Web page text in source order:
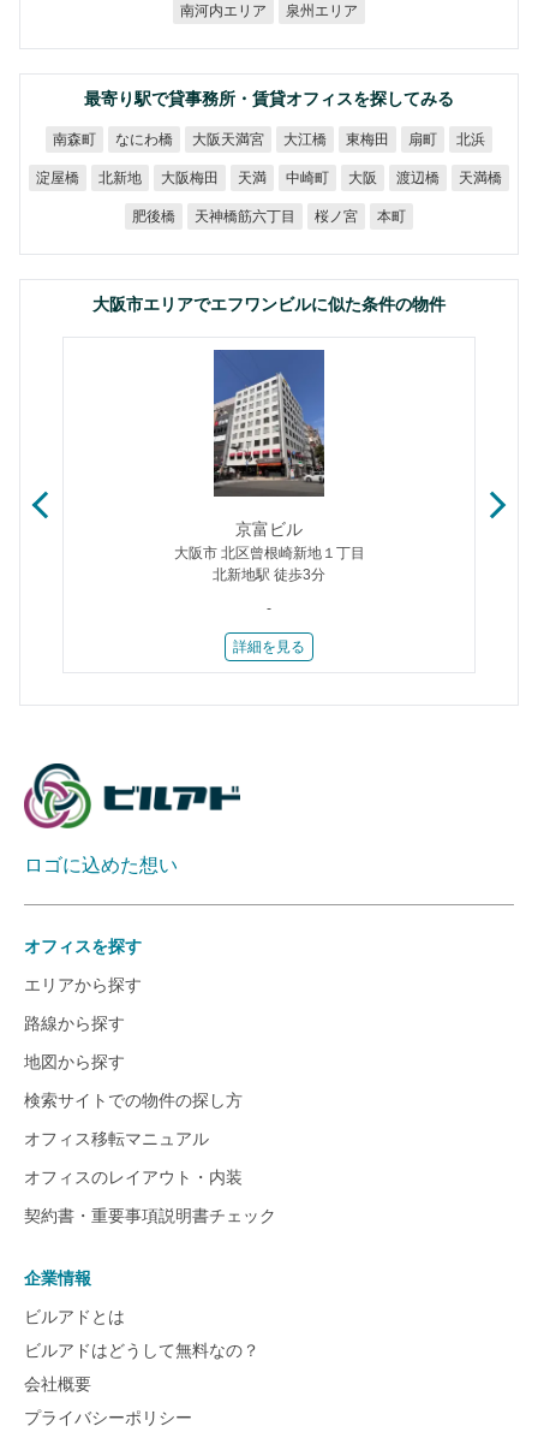
南河内エリア 泉州エリア
最寄り駅で貸事務所・賃貸オフィスを探してみる
南森町 なにわ橋 大阪天満宮 大江橋 東梅田 扇町 北浜
淀屋橋 北新地 大阪梅田 天満 中崎町 大阪 渡辺橋 天満橋
肥後橋 天神橋筋六丁目 桜ノ宮 本町
大阪市エリアでエフワンビルに似た条件の物件
京富ビル
大阪市 北区曾根崎新地１丁目
北新地駅 徒歩3分
-
詳細を見る
ロゴに込めた想い
オフィスを探す
エリアから探す
路線から探す
地図から探す
検索サイトでの物件の探し方
オフィス移転マニュアル
オフィスのレイアウト・内装
契約書・重要事項説明書チェック
企業情報
ビルアドとは
ビルアドはどうして無料なの？
会社概要
プライバシーポリシー